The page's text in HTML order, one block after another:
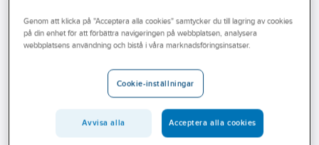
Branscher
Förbandstavlor
Behöver du första hjälpen-utrustning där du arbetar? Vi på Ahlsell
hjälper dig att hitta rätt produkter inom första hjälpen till ditt jobb.
Vårt sortiment inkluderar både kompletta kit med första hjälpen och
separata produkter som förband, plåster, blodstoppar, sårtvätt,
Genom att klicka på "Acceptera alla cookies" samtycker du till lagring av cookies
på din enhet för att förbättra navigeringen på webbplatsen, analysera
webbplatsens användning och bistå i våra marknadsföringsinsatser.
Cookie-inställningar
Avvisa alla Acceptera alla cookies